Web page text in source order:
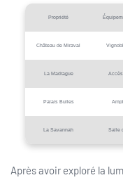
Propriété
Château de Miraval
La Madrague
Palais Bulles
La Savannah Salle
Après avoir exploré la